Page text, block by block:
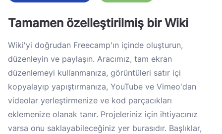
Tamamen özelleştirilmiş bir Wiki
Wiki'yi doğrudan Freecamp'ın içinde oluşturun,
düzenleyin ve paylaşın. Aracımız, tam ekran
düzenlemeyi kullanmanıza, görüntüleri satır içi
kopyalayıp yapıştırmanıza, YouTube ve Vimeo'dan
videolar yerleştirmenize ve kod parçacıkları
eklemenize olanak tanır. Projeleriniz için ihtiyacınız
varsa onu saklayabileceğiniz yer burasıdır. Başlıklar,